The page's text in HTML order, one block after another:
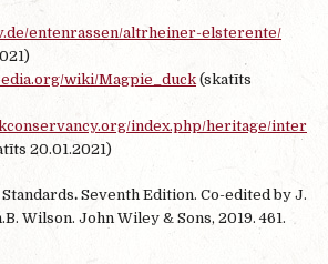
entenrassen/altrheiner-elsterente/
wiki/Magpie_duck (skatīts
index.php/heritage/inter
20.01.2021)
. Seventh Edition. Co-edited by J.
Wilson. John Wiley & Sons, 2019. 461.